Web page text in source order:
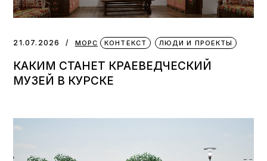
21.07.2026 МОРС КОНТЕКСТ ЛЮДИ И ПРОЕКТЫ
КАКИМ СТАНЕТ КРАЕВЕДЧЕСКИЙ
МУЗЕЙ В КУРСКЕ